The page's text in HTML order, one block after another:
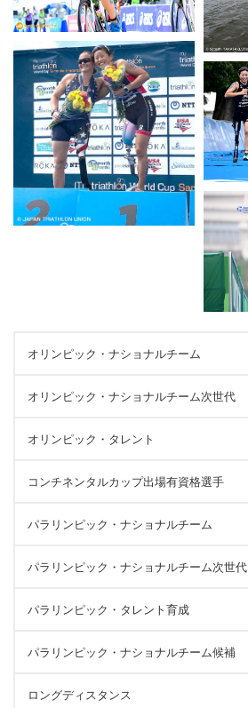
オリンピック・ナショナルチーム
オリンピック・ナショナルチーム次世代
オリンピック・タレント
コンチネンタルカップ出場有資格選手
パラリンピック・ナショナルチーム
パラリンピック・ナショナルチーム次世代
パラリンピック・タレント育成
パラリンピック・ナショナルチーム候補
ロングディスタンス